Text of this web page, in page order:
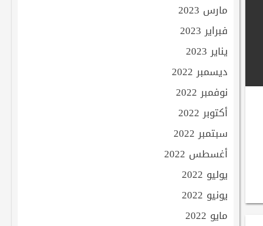
مارس 2023
فبراير 2023
يناير 2023
ديسمبر 2022
نوفمبر 2022
أكتوبر 2022
سبتمبر 2022
أغسطس 2022
يوليو 2022
يونيو 2022
مايو 2022